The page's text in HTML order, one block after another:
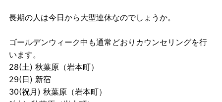
長期の人は今日から大型連休なのでしょうか。
ゴールデンウィーク中も通常どおりカウンセリングを行
います。
28(土) 秋葉原（岩本町）
29(日) 新宿
30(祝月) 秋葉原（岩本町）